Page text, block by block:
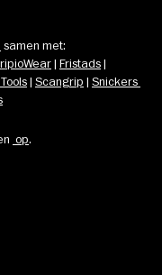
samen met:
| Fristads
| Scangrip | Snickers
op.